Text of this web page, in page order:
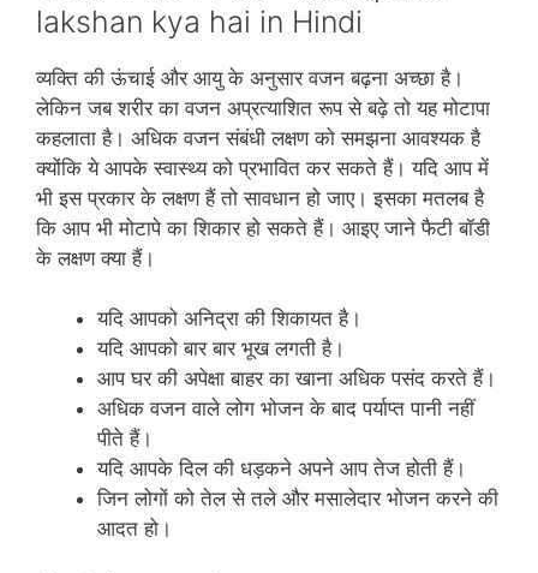
lakshan kya hai in Hindi
व्‍यक्ति की ऊंचाई और आयु के अनुसार वजन बढ़ना अच्‍छा है।
लेकिन जब शरीर का वजन अप्रत्‍याशित रूप से बढ़े तो यह मोटापा
कहलाता है। अधिक वजन संबंधी लक्षण को समझना आवश्‍यक है
क्‍योंकि ये आपके स्‍वास्‍थ्‍य को प्रभावित कर सकते हैं। यदि आप में
भी इस प्रकार के लक्षण हैं तो सावधान हो जाए। इसका मतलब है
कि आप भी मोटापे का शिकार हो सकते हैं। आइए जाने फैटी बॉडी
के लक्षण क्‍या हैं।
यदि आपको अनिद्रा की शिकायत है।
यदि आपको बार बार भूख लगती है।
आप घर की अपेक्षा बाहर का खाना अधिक पसंद करते हैं।
अधिक वजन वाले लोग भोजन के बाद पर्याप्‍त पानी नहीं
पीते हैं।
यदि आपके दिल की धड़कने अपने आप तेज होती हैं।
जिन लोगों को तेल से तले और मसालेदार भोजन करने की
आदत हो।